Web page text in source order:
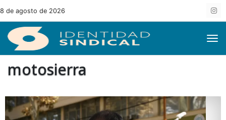
8 de agosto de 2026
motosierra